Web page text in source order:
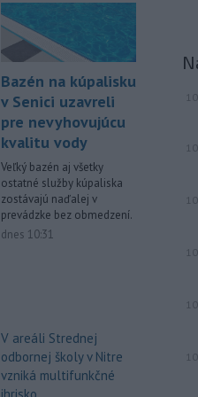
Bazén na kúpalisku
v Senici uzavreli
pre nevyhovujúcu
kvalitu vody
Veľký bazén aj všetky
ostatné služby kúpaliska
zostávajú naďalej v
prevádzke bez obmedzení.
dnes 10:31
V areáli Strednej
odbornej školy v Nitre
vzniká multifunkčné
ihrisko